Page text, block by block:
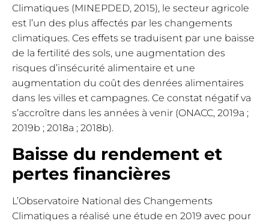
Climatiques (MINEPDED, 2015), le secteur agricole
est l’un des plus affectés par les changements
climatiques. Ces effets se traduisent par une baisse
de la fertilité des sols, une augmentation des
risques d’insécurité alimentaire et une
augmentation du coût des denrées alimentaires
dans les villes et campagnes. Ce constat négatif va
s’accroître dans les années à venir (ONACC, 2019a ;
2019b ; 2018a ; 2018b).
Baisse du rendement et
pertes financières
L’Observatoire National des Changements
Climatiques a réalisé une étude en 2019 avec pour